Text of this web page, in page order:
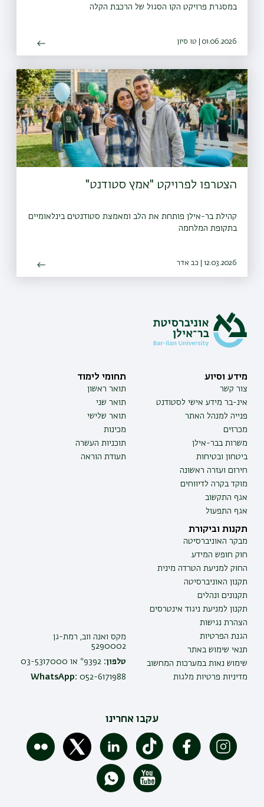
במסגרת פרויקט הקו הסגול של הרכבת הקלה
01.06.2026 | טו סיון
הצטרפו לפרויקט "אמץ סטודנט"
קהילת בר-אילן פותחת את הלב ומאמצת סטודנטים בינלאומיים
בתקופת המלחמה
12.03.2026 | כב אדר
מידע וסיוע
צור קשר
אינ-בר מידע אישי לסטודנט
פנייה למנהל האתר
מכרזים
משרות בבר-אילן
ביטחון ובטיחות
חירום ועזרה ראשונה
מוקד בקרה לדיווחים
אגף התקשוב
אגף התפעול
תחומי לימוד
תואר ראשון
תואר שני
תואר שלישי
מכינות
תוכניות העשרה
תעודת הוראה
תקנות וביקורת
מבקר האוניברסיטה
חוק חופש המידע
החוק למניעת הטרדה מינית
תקנון האוניברסיטה
תקנונים ונהלים
תקנון למניעת ניגוד אינטרסים
הצהרת נגישות
הגנת הפרטיות
תנאי שימוש באתר
שימוש נאות במערכות המחשוב
מדיניות פרטיות מלגות
מקס ואנה ווב, רמת-גן
5290002
טלפון:
WhatsApp: 052-6171988
עקבו אחרינו